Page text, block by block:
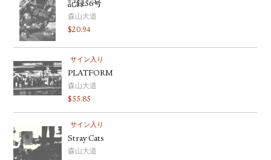
記録56号
森山大道
$20.94
サイン入り
PLATFORM
森山大道
$55.85
サイン入り
Stray Cats
森山大道